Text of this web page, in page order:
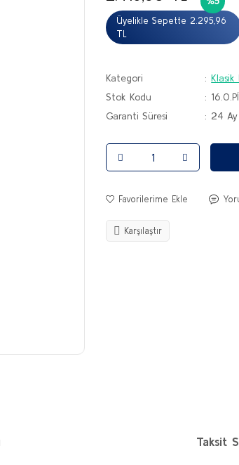
Üyelikle Sepette 2.295,96
TL
Kategori
Stok Kodu
Garanti Süresi
24 Ay
Karşılaştır
Taksit